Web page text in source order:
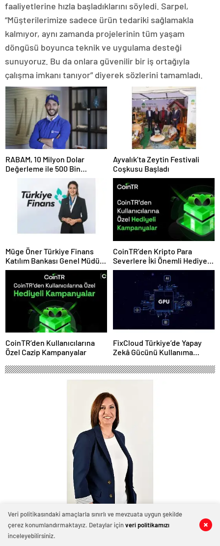
0 0
0 0
0 0
0 0
0 0
0 0
faaliyetlerine hızla başladıklarını söyledi. Sarpel,
“Müşterilerimize sadece ürün tedariki sağlamakla
kalmıyor, aynı zamanda projelerinin tüm yaşam
döngüsü boyunca teknik ve uygulama desteği
sunuyoruz. Bu da onlara güvenilir bir iş ortağıyla
çalışma imkanı tanıyor” diyerek sözlerini tamamladı.
RABAM, 10 Milyon Dolar
Değerleme ile 500 Bin
Dolarlık Yatırım Aldı
Ayvalık’ta Zeytin Festivali
Coşkusu Başladı
Müge Öner Türkiye Finans
Katılım Bankası Genel Müdür
Vekili Oldu
CoinTR’den Kripto Para
Severlere İki Önemli Hediye
Kampanyası
CoinTR’den Kullanıcılarına
Özel Cazip Kampanyalar
FixCloud Türkiye’de Yapay
Zekâ Gücünü Kullanıma
AgeSA’dan Tasarrufa Geçenlere 22
iPhone 17 Hediye
0 0
Veri politikasındaki amaçlarla sınırlı ve mevzuata uygun şekilde
çerez konumlandırmaktayız. Detaylar içinveri politikamızı
inceleyebilirsiniz.